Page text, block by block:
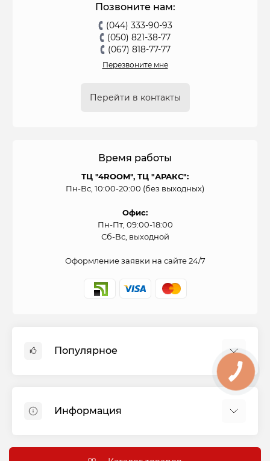
Позвоните нам:
(044) 333-90-93
(050) 821-38-77
(067) 818-77-77
Перезвоните мне
Перейти в контакты
Время работы
ТЦ "4ROOM", ТЦ "АРАКС":
Пн-Вс, 10:00-20:00 (без выходных)
Офис:
Пн-Пт, 09:00-18:00
Сб-Вс, выходной
Оформление заявки на сайте 24/7
Популярное
Варочные панели
Вытяжки
Информация
КНОПКА
СВЯЗИ